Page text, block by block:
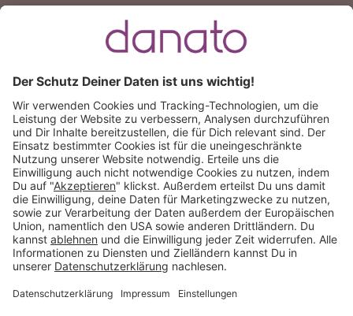
Du hast eine Frage?
+49 (0) 511 51 56 0300
schreib uns eineE-Mail
Käuferschutz inklusive Kauf auf Rechnung
Mitglied im:
Deutschland